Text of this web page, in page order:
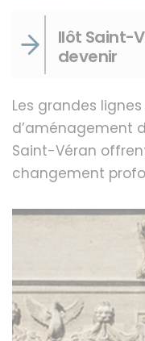
Ilôt Saint-
devenir
Les grandes
d’aménagement
Saint-Véran
changement